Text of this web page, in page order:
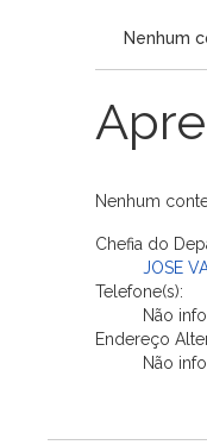
Nenhum
Nenhum
Chefia do
JOSE
Telefone(s):
Não
Endereço
Não